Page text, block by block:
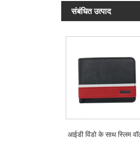
संबंधित उत्पाद
आईडी विंडो के साथ स्लिम